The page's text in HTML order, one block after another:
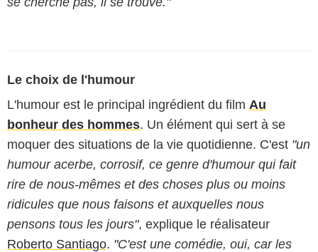
Le choix de l'humour
L'humour est le principal ingrédient du film Au
bonheur des hommes. Un élément qui sert à se
moquer des situations de la vie quotidienne. C'est "un
humour acerbe, corrosif, ce genre d'humour qui fait
rire de nous-mêmes et des choses plus ou moins
ridicules que nous faisons et auxquelles nous
pensons tous les jours", explique le réalisateur
Roberto Santiago. "C'est une comédie, oui, car les